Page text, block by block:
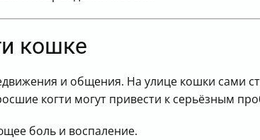
кошке
и общения. На улице кошки сами
когти могут привести к серьёзным
боль и воспаление.